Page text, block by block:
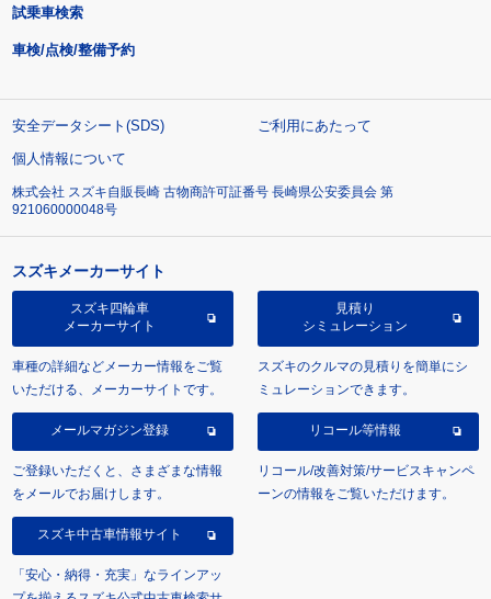
試乗車検索
車検/点検/整備予約
安全データシート(SDS)
ご利用にあたって
個人情報について
株式会社 スズキ自販長崎 古物商許可証番号 長崎県公安委員会 第
921060000048号
スズキメーカーサイト
スズキ四輪車
メーカーサイト
車種の詳細などメーカー情報をご覧
いただける、メーカーサイトです。
見積り
シミュレーション
スズキのクルマの見積りを簡単にシ
ミュレーションできます。
メールマガジン登録
ご登録いただくと、さまざまな情報
をメールでお届けします。
リコール等情報
リコール/改善対策/サービスキャンペ
ーンの情報をご覧いただけます。
スズキ中古車情報サイト
「安心・納得・充実」なラインアッ